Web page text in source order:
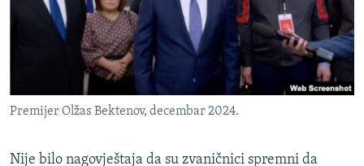
Premijer Olžas Bektenov, decembar 2024.
Nije bilo nagovještaja da su zvaničnici spremni da